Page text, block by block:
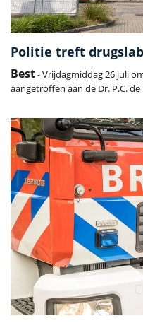
Politie treft
Best- Vrijdagmiddag 26 juli
aangetroffen aan de Dr. P.C.